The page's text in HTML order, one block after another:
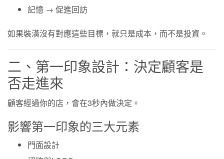
記憶 → 促進回訪
如果裝潢沒有對應這些目標，就只是成本，而不是投資。
二、第一印象設計：決定顧客是
否走進來
顧客經過你的店，會在3秒內做決定。
影響第一印象的三大元素
門面設計